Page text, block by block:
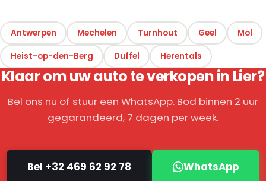
Antwerpen Mechelen Turnhout Geel Mol
Heist-op-den-Berg Duffel Herentals
Klaar om uw auto te verkopen in Lier?
Bel ons nu of stuur een WhatsApp. Bod binnen 2 uur
gegarandeerd, 7 dagen per week.
Bel +32 469 62 92 78 WhatsApp